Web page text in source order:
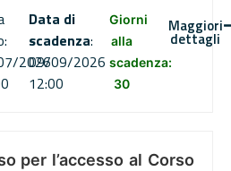
2026
Data di
scadenza:
09/09/2026
12:00
Giorni
alla
scadenza:
30
Maggiori
dettagli
per l’accesso al Corso